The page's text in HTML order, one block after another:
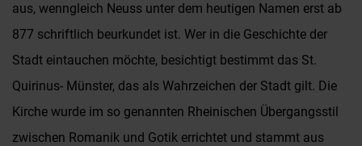
aus, wenngleich Neuss unter dem heutigen Namen erst ab
877 schriftlich beurkundet ist. Wer in die Geschichte der
Stadt eintauchen möchte, besichtigt bestimmt das St.
Quirinus- Münster, das als Wahrzeichen der Stadt gilt. Die
Kirche wurde im so genannten Rheinischen Übergangsstil
zwischen Romanik und Gotik errichtet und stammt aus